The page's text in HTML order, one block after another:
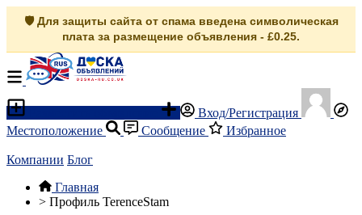
🛡️ Для защиты сайта от спама введена символическая
плата за размещение объявления - £0.25.
Вход/Регистрация
Местоположение
Сообщение Избранное
Компании Блог
Главная
> Профиль TerenceStam